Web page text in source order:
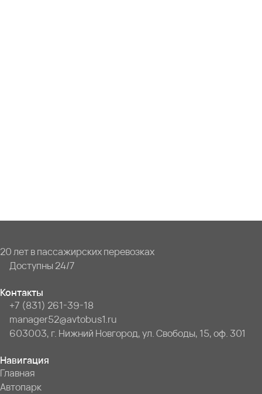
20 лет в пассажирских перевозках
Доступны 24/7
Контакты
+7 (831) 261-39-18
manager52@avtobus1.ru
603003, г. Нижний Новгород, ул. Свободы, 15, оф. 301
Навигация
Главная
Автопарк